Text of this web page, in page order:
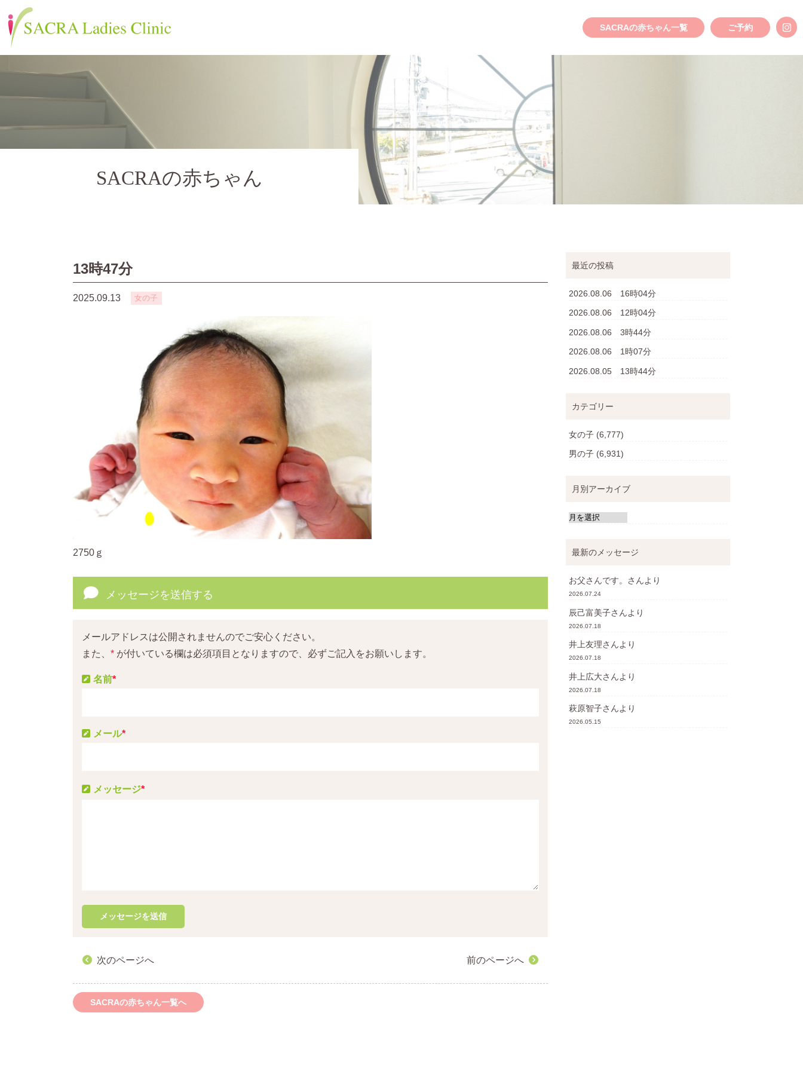
SACRAの赤ちゃん一覧 ご予約
SACRAの赤ちゃん
13時47分
2025.09.13 女の子
2750ｇ
メッセージを送信する
メールアドレスは公開されませんのでご安心ください。
また、 * が付いている欄は必須項目となりますので、必ずご記入をお願いします。
メッセージ*
名前*
メール*
次のページへ 前のページへ
SACRAの赤ちゃん一覧へ
最近の投稿
2026.08.06 16時04分
2026.08.06 12時04分
2026.08.06 3時44分
2026.08.06 1時07分
2026.08.05 13時44分
カテゴリー
女の子 (6,777)
男の子 (6,931)
月別アーカイブ
最新のメッセージ
お父さんです。 さんより
2026.07.24
辰己富美子さんより
2026.07.18
井上友理さんより
2026.07.18
井上広大さんより
2026.07.18
萩原智子さんより
2026.05.15